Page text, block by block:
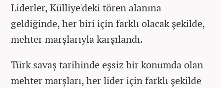
Liderler, Külliye'deki tören alanına
geldiğinde, her biri için farklı olacak şekilde,
mehter marşlarıyla karşılandı.
Türk savaş tarihinde eşsiz bir konumda olan
mehter marşları, her lider için farklı şekilde